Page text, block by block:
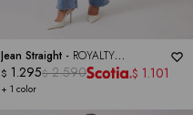
Jean Straight - ROYALTY
COLLECTION
+ 1 color
$ 1.295$ 2.590 $ 1.101